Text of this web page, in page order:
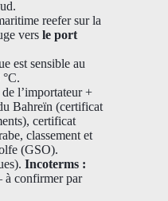
reefer sur la
vers le port
est sensible au
l’importateur +
Bahreïn (certificat
certificat
classement et
(GSO).
Incoterms :
confirmer par